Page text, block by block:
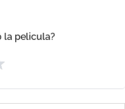
la pelicula?